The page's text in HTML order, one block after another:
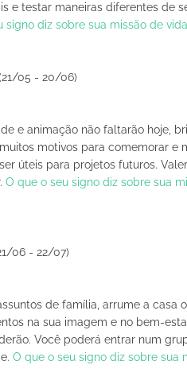
e testar maneiras diferentes de
signo diz sobre sua missão de
05 - 20/06)
e animação não faltarão hoje,
motivos para comemorar e
úteis para projetos futuros.
O que o seu signo diz sobre sua
06 - 22/07)
de família, arrume a casa
na sua imagem e no bem-
Você poderá entrar num
O que o seu signo diz sobre sua